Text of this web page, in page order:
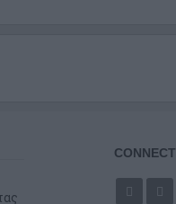
CONNECT